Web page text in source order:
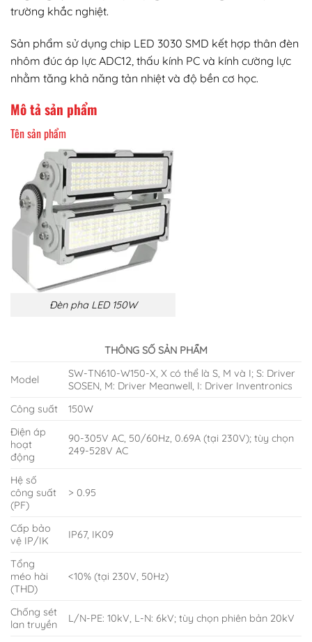
trường khắc nghiệt.
Sản phẩm sử dụng chip LED 3030 SMD kết hợp thân đèn
nhôm đúc áp lực ADC12, thấu kính PC và kính cường lực
nhằm tăng khả năng tản nhiệt và độ bền cơ học.
Mô tả sản phẩm
Tên sản phẩm
Đèn pha LED 150W
THÔNG SỐ SẢN PHẨM
Model
SW-TN610-W150-X, X có thể là S, M và I; S: Driver
SOSEN, M: Driver Meanwell, I: Driver Inventronics
Công suất
150W
Điện áp
hoạt
động
90-305V AC, 50/60Hz, 0.69A (tại 230V); tùy chọn
249-528V AC
Hệ số
công suất
(PF)
> 0.95
Cấp bảo
vệ IP/IK
IP67, IK09
Tổng
méo hài
(THD)
<10% (tại 230V, 50Hz)
Chống sét
lan truyền
L/N-PE: 10kV, L-N: 6kV; tùy chọn phiên bản 20kV